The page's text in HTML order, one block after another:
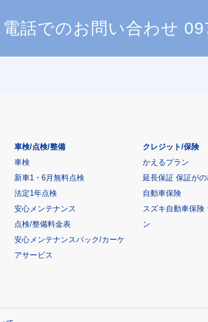
電話でのお問い合わせ
車検/点検/整備
車検
新車1・6月無料点検
法定1年点検
安心メンテナンス
点検/整備料金表
安心メンテナンスパック/カーケ
アサービス
クレジット/保険
かえるプラン
延長保証 保証がの
自動車保険
スズキ自動車保険
ン